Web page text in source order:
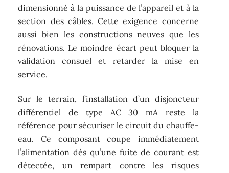
dimensionné à la puissance de l’appareil et à la
section des câbles. Cette exigence concerne
aussi bien les constructions neuves que les
rénovations. Le moindre écart peut bloquer la
validation consuel et retarder la mise en
service.
Sur le terrain, l’installation d’un disjoncteur
différentiel de type AC 30 mA reste la
référence pour sécuriser le circuit du chauffe-
eau. Ce composant coupe immédiatement
l’alimentation dès qu’une fuite de courant est
détectée, un rempart contre les risques